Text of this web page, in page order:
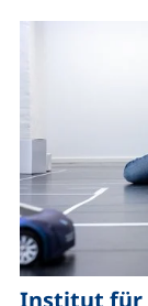
Institut für